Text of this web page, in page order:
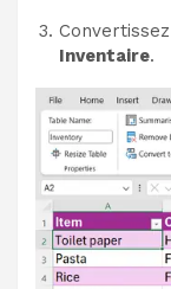
Inventaire.